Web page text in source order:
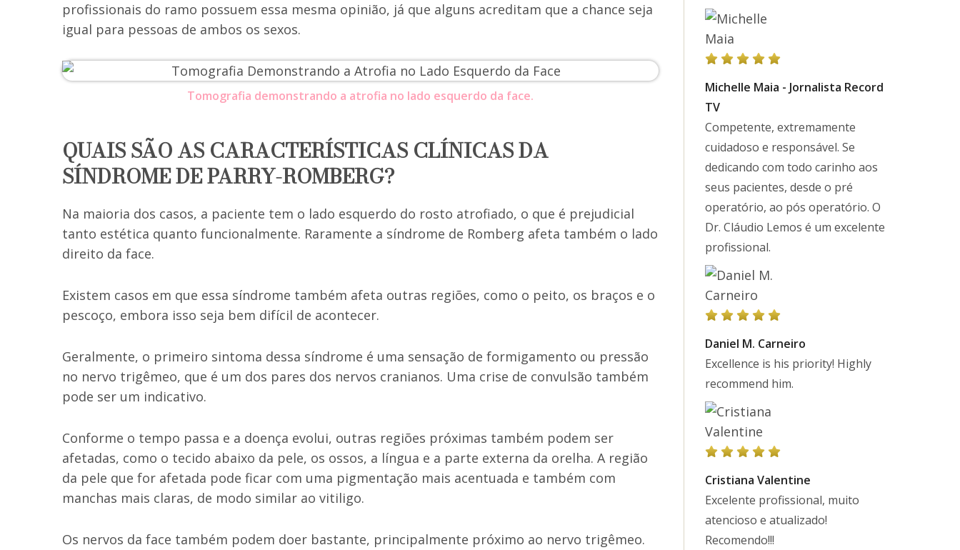
profissionais do ramo possuem essa mesma opinião, já que alguns acreditam que a chance seja
igual para pessoas de ambos os sexos.
Tomografia demonstrando a atrofia no lado esquerdo da face.
QUAIS SÃO AS CARACTERÍSTICAS CLÍNICAS DA
SÍNDROME DE PARRY-ROMBERG?
Na maioria dos casos, a paciente tem o lado esquerdo do rosto atrofiado, o que é prejudicial
tanto estética quanto funcionalmente. Raramente a síndrome de Romberg afeta também o lado
direito da face.
Existem casos em que essa síndrome também afeta outras regiões, como o peito, os braços e o
pescoço, embora isso seja bem difícil de acontecer.
Geralmente, o primeiro sintoma dessa síndrome é uma sensação de formigamento ou pressão
no nervo trigêmeo, que é um dos pares dos nervos cranianos. Uma crise de convulsão também
pode ser um indicativo.
Conforme o tempo passa e a doença evolui, outras regiões próximas também podem ser
afetadas, como o tecido abaixo da pele, os ossos, a língua e a parte externa da orelha. A região
da pele que for afetada pode ficar com uma pigmentação mais acentuada e também com
manchas mais claras, de modo similar ao vitiligo.
Os nervos da face também podem doer bastante, principalmente próximo ao nervo trigêmeo.
Michelle Maia - Jornalista Record
TV
Competente, extremamente
cuidadoso e responsável. Se
dedicando com todo carinho aos
seus pacientes, desde o pré
operatório, ao pós operatório. O
Dr. Cláudio Lemos é um excelente
profissional.
Daniel M. Carneiro
Excellence is his priority! Highly
recommend him.
Cristiana Valentine
Excelente profissional, muito
atencioso e atualizado!
Recomendo!!!